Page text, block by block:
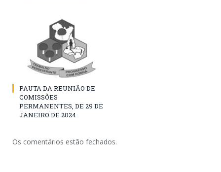
PAUTA DA REUNIÃO DE
COMISSÕES
PERMANENTES, DE 29 DE
JANEIRO DE 2024
Os comentários estão fechados.